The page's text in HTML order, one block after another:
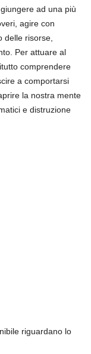
ad una più
agire con
delle risorse,
Per attuare al
comprendere
a comportarsi
la nostra mente
e distruzione
riguardano lo